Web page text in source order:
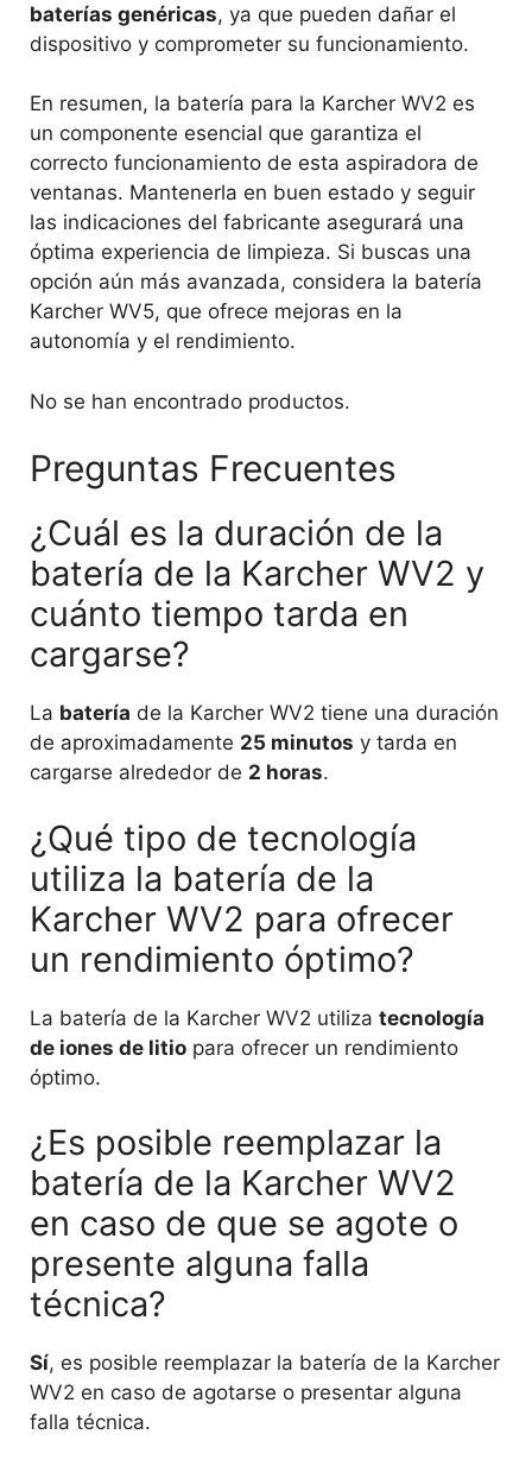
baterías genéricas, ya que pueden dañar el
dispositivo y comprometer su funcionamiento.
En resumen, la batería para la Karcher WV2 es
un componente esencial que garantiza el
correcto funcionamiento de esta aspiradora de
ventanas. Mantenerla en buen estado y seguir
las indicaciones del fabricante asegurará una
óptima experiencia de limpieza. Si buscas una
opción aún más avanzada, considera la batería
Karcher WV5, que ofrece mejoras en la
autonomía y el rendimiento.
No se han encontrado productos.
Preguntas Frecuentes
¿Cuál es la duración de la
batería de la Karcher WV2 y
cuánto tiempo tarda en
cargarse?
La batería de la Karcher WV2 tiene una duración
de aproximadamente 25 minutos y tarda en
cargarse alrededor de 2 horas.
¿Qué tipo de tecnología
utiliza la batería de la
Karcher WV2 para ofrecer
un rendimiento óptimo?
La batería de la Karcher WV2 utiliza tecnología
de iones de litio para ofrecer un rendimiento
óptimo.
¿Es posible reemplazar la
batería de la Karcher WV2
en caso de que se agote o
presente alguna falla
técnica?
Sí, es posible reemplazar la batería de la Karcher
WV2 en caso de agotarse o presentar alguna
falla técnica.